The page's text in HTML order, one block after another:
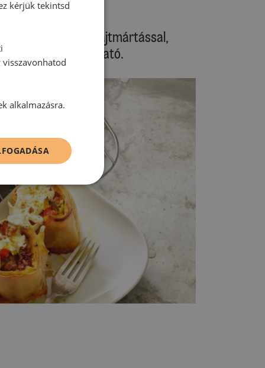
például sajtmártással,
csatnival is kínálható.
kérjük tekintsd
alkalmazásra.